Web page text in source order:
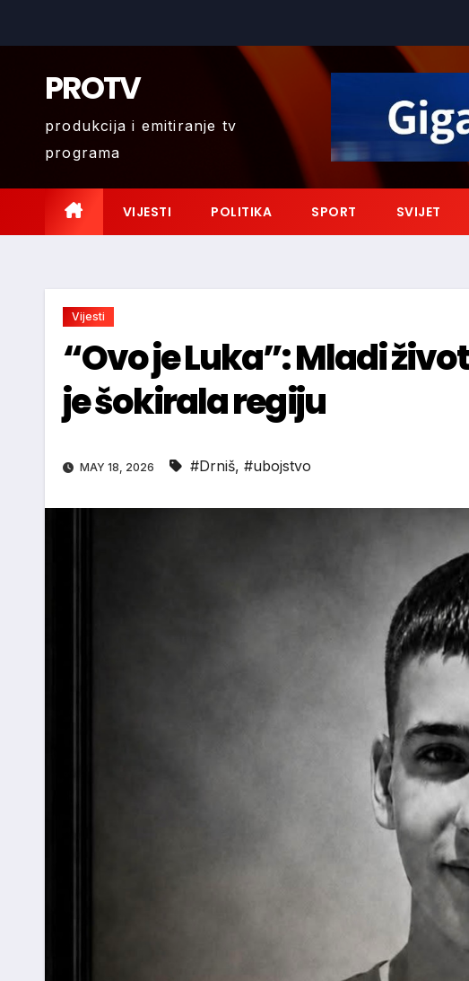
PROTV
produkcija i emitiranje tv
programa
VIJESTI POLITIKA SPORT SVIJET
Vijesti
“Ovo je Luka”: Mladi
je šokirala regiju
MAY 18, 2026 #Drniš, #ubojstvo